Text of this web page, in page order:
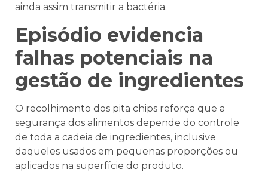
ainda assim transmitir a bactéria.
Episódio evidencia
falhas potenciais na
gestão de ingredientes
O recolhimento dos pita chips reforça que a
segurança dos alimentos depende do controle
de toda a cadeia de ingredientes, inclusive
daqueles usados em pequenas proporções ou
aplicados na superfície do produto.